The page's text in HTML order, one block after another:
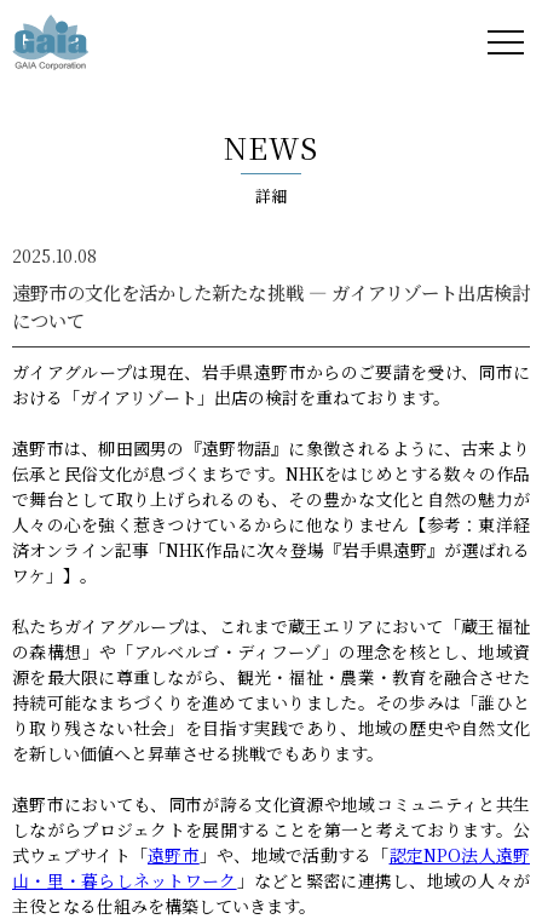
ア -
GAIA
Corporation
-
NEWS
詳細
2025.10.08
遠野市の文化を活かした新たな挑戦 ― ガイアリゾート出店検討
について
ガイアグループは現在、岩手県遠野市からのご要請を受け、同市に
おける「ガイアリゾート」出店の検討を重ねております。
遠野市は、柳田國男の『遠野物語』に象徴されるように、古来より
伝承と民俗文化が息づくまちです。NHKをはじめとする数々の作品
で舞台として取り上げられるのも、その豊かな文化と自然の魅力が
人々の心を強く惹きつけているからに他なりません【参考：東洋経
済オンライン記事「NHK作品に次々登場『岩手県遠野』が選ばれる
ワケ」】。
私たちガイアグループは、これまで蔵王エリアにおいて「蔵王福祉
の森構想」や「アルベルゴ・ディフーゾ」の理念を核とし、地域資
源を最大限に尊重しながら、観光・福祉・農業・教育を融合させた
持続可能なまちづくりを進めてまいりました。その歩みは「誰ひと
り取り残さない社会」を目指す実践であり、地域の歴史や自然文化
を新しい価値へと昇華させる挑戦でもあります。
遠野市においても、同市が誇る文化資源や地域コミュニティと共生
しながらプロジェクトを展開することを第一と考えております。公
式ウェブサイト「遠野市 」や、地域で活動する「認定NPO法人遠野
山・里・暮らしネットワーク 」などと緊密に連携し、地域の人々が
主役となる仕組みを構築していきます。